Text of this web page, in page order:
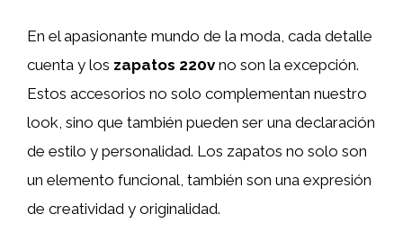
En el apasionante mundo de la moda, cada detalle
cuenta y los zapatos 220v no son la excepción.
Estos accesorios no solo complementan nuestro
look, sino que también pueden ser una declaración
de estilo y personalidad. Los zapatos no solo son
un elemento funcional, también son una expresión
de creatividad y originalidad.